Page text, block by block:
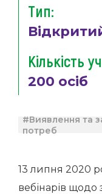
Тип:
Кількість
200 осіб
#Виявлення та
потреб
13 липня 2020
вебінарів щодо